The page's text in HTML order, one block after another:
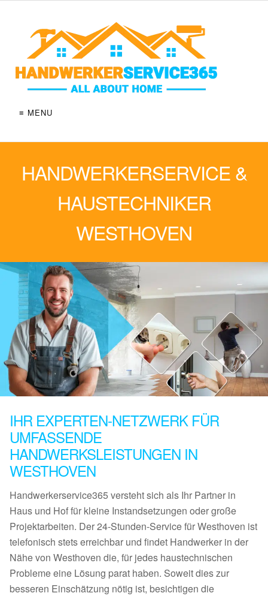
≡ MENU
HANDWERKERSERVICE &
HAUSTECHNIKER
WESTHOVEN
IHR EXPERTEN-NETZWERK FÜR
UMFASSENDE
HANDWERKSLEISTUNGEN IN
WESTHOVEN
Handwerkerservice365 versteht sich als Ihr Partner in
Haus und Hof für kleine Instandsetzungen oder große
Projektarbeiten. Der 24-Stunden-Service für Westhoven ist
telefonisch stets erreichbar und findet Handwerker in der
Nähe von Westhoven die, für jedes haustechnischen
Probleme eine Lösung parat haben. Soweit dies zur
besseren Einschätzung nötig ist, besichtigen die